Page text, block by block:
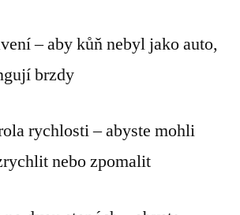
– aby kůň nebyl jako auto,
brzdy
rychlosti – abyste mohli
nebo zpomalit